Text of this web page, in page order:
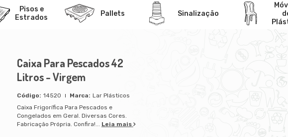
Pisos e
Estrados
Pallets Sinalização
Caixa Para Pescados 42
Litros - Virgem
14520
Lar Plásticos
Caixa Frigorífica Para Pescados e
Congelados em Geral. Diversas Cores.
Fabricação Própria. Confira!... Leia mais